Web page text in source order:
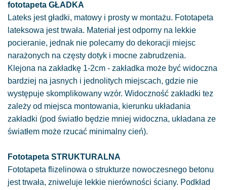
fototapeta GŁADKA
Lateks jest gładki, matowy i prosty w montażu. Fototapeta
lateksowa jest trwała. Materiał jest odporny na lekkie
pocieranie, jednak nie polecamy do dekoracji miejsc
narażonych na częsty dotyk i mocne zabrudzenia.
Klejona na zakładkę 1-2cm - zakładka może być widoczna
bardziej na jasnych i jednolitych miejscach, gdzie nie
występuje skomplikowany wzór. Widoczność zakładki tez
zależy od miejsca montowania, kierunku układania
zakładki (pod światło będzie mniej widoczna, układana ze
światłem może rzucać minimalny cień).
Fototapeta STRUKTURALNA
Fototapeta flizelinowa o strukturze nowoczesnego betonu
jest trwała, zniweluje lekkie nierówności ściany. Podkład